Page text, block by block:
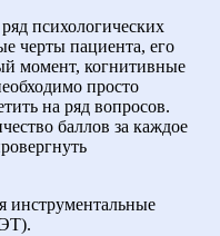
психологических
черты пациента, его
момент, когнитивные
просто
на ряд вопросов.
баллов за каждое
инструментальные